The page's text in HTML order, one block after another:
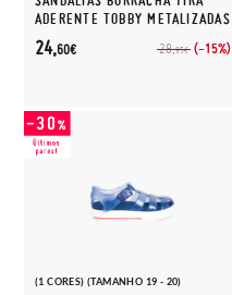
ADERENTE TOBBY METALIZADAS
28,95€ (-15%)
24,60€
(1 CORES) (TAMANHO 19 - 20)